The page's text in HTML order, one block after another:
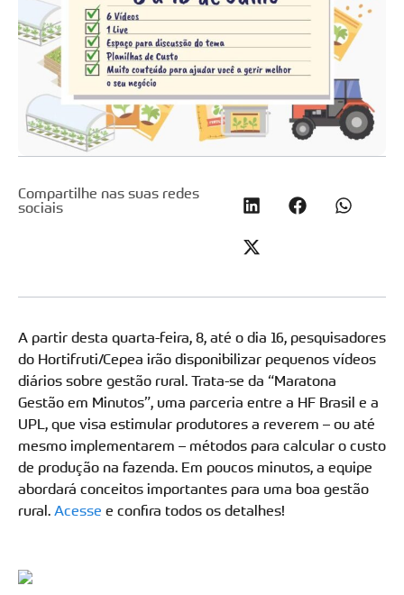
Compartilhe nas suas redes
sociais
A partir desta quarta-feira, 8, até o dia 16, pesquisadores
do Hortifruti/Cepea irão disponibilizar pequenos vídeos
diários sobre gestão rural. Trata-se da “Maratona
Gestão em Minutos”, uma parceria entre a HF Brasil e a
UPL, que visa estimular produtores a reverem – ou até
mesmo implementarem – métodos para calcular o custo
de produção na fazenda. Em poucos minutos, a equipe
abordará conceitos importantes para uma boa gestão
rural. Acesse e confira todos os detalhes!